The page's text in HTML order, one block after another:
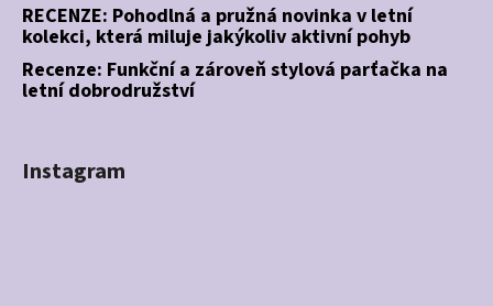
RECENZE: Pohodlná a pružná novinka v letní
kolekci, která miluje jakýkoliv aktivní pohyb
Recenze: Funkční a zároveň stylová parťačka na
letní dobrodružství
Instagram